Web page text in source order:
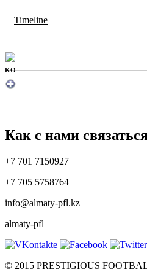
Timeline
KO
Как с нами
+7 701 7150927
+7 705 5758764
info@almaty-pfl.kz
almaty-pfl
© 2015 PRESTIGIOUS